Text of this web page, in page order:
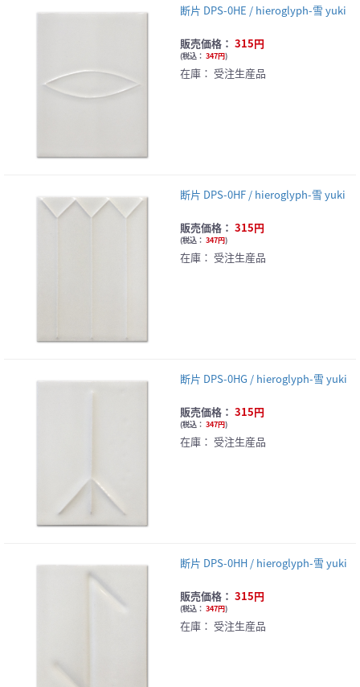
断片 DPS-0HE / hieroglyph-雪 yuki
販売価格： 315円
(税込： 347円)
在庫： 受注生産品
断片 DPS-0HF / hieroglyph-雪 yuki
販売価格： 315円
(税込： 347円)
在庫： 受注生産品
断片 DPS-0HG / hieroglyph-雪 yuki
販売価格： 315円
(税込： 347円)
在庫： 受注生産品
断片 DPS-0HH / hieroglyph-雪 yuki
販売価格： 315円
(税込： 347円)
在庫： 受注生産品